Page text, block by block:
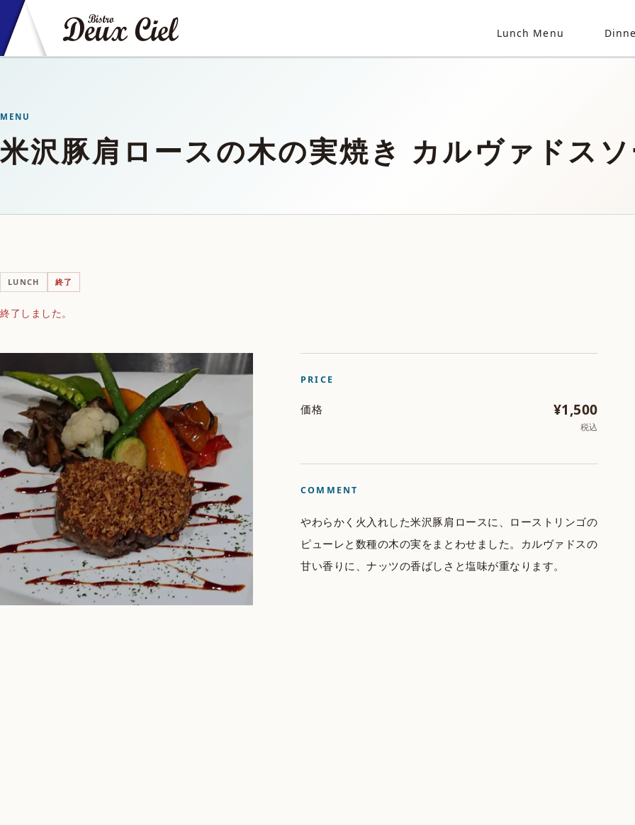
Lunch Menu
MENU
米沢豚肩ロースの木の実焼き カルヴァドス
LUNCH 終了
終了しました。
PRICE
価格 ¥1,500
税込
COMMENT
やわらかく火入れした米沢豚肩ロースに、ローストリンゴの
ピューレと数種の木の実をまとわせました。カルヴァドスの
甘い香りに、ナッツの香ばしさと塩味が重なります。